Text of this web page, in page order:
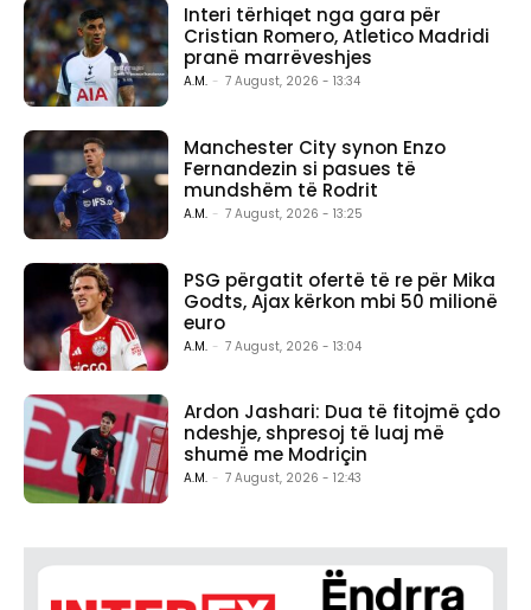
Interi tërhiqet nga gara për
Cristian Romero, Atletico Madridi
pranë marrëveshjes
A.M. - 7 August, 2026 - 13:34
Manchester City synon Enzo
Fernandezin si pasues të
mundshëm të Rodrit
A.M. - 7 August, 2026 - 13:25
PSG përgatit ofertë të re për Mika
Godts, Ajax kërkon mbi 50 milionë
euro
A.M. - 7 August, 2026 - 13:04
Ardon Jashari: Dua të fitojmë çdo
ndeshje, shpresoj të luaj më
shumë me Modriçin
A.M. - 7 August, 2026 - 12:43